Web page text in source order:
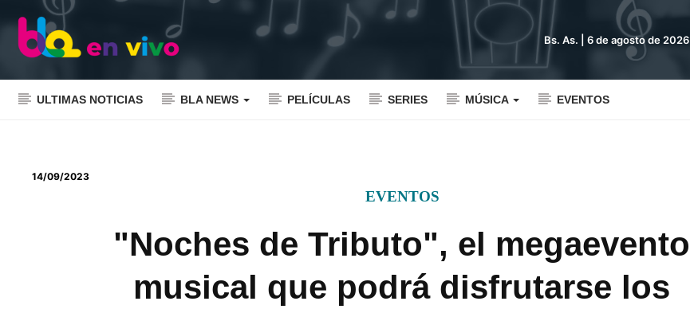
Bs. As. | 6 de agosto de 2026
ULTIMAS NOTICIAS BLA NEWS PELÍCULAS SERIES MÚSICA EVENTOS
14/09/2023
EVENTOS
"Noches de Tributo", el megaevento
musical que podrá disfrutarse los